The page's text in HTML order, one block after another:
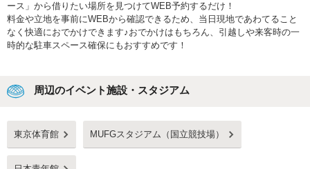
ース」から借りたい場所を見つけてWEB予約するだけ！
料金や立地を事前にWEBから確認できるため、当日現地であわてること
なく快適におでかけできます♪おでかけはもちろん、引越しや来客時の一
時的な駐車スペース確保にもおすすめです！
周辺のイベント施設・スタジアム
東京体育館 MUFGスタジアム（国立競技場）